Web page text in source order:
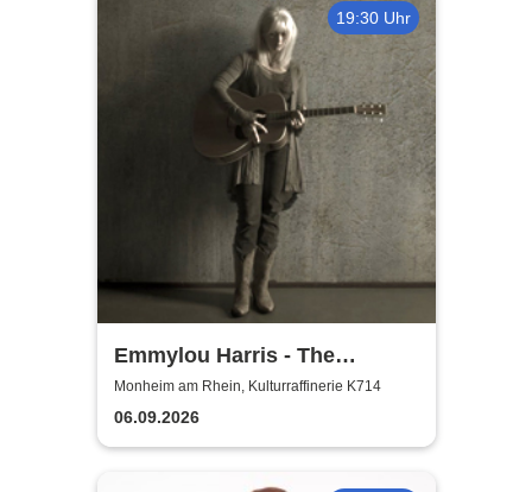
19:30 Uhr
Emmylou Harris - The
European Farewell Tour
Monheim am Rhein, Kulturraffinerie K714
06.09.2026